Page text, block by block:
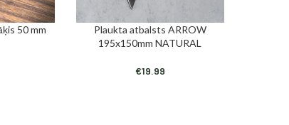
50 mm PIEVIENOT GROZAM
Plaukta atbalsts ARROW
195x150mm NATURAL
€19.99